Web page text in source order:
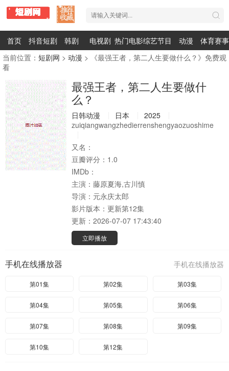
首页 抖音短剧 韩剧 电视剧 热门电影综艺节目 动漫
体育赛事
当前位置： 短剧网 > 动漫 > 《最强王者，第二人生要做什么？》免费观
看
最强王者，第二人生要做什
么？
日韩动漫 日本
2025
zuiqiangwangzhedierrenshengyaozuoshime
又名：
豆瓣评分： 1.0
IMDb：
主演： 藤原夏海,古川慎
导演： 元永庆太郎
影片版本： 更新第12集
更新： 2026-07-07 17:43:40
立即播放
手机在线播放器
手机在线播放器
第01集 第02集 第03集
第04集 第05集 第06集
第07集 第08集 第09集
第10集 第12集